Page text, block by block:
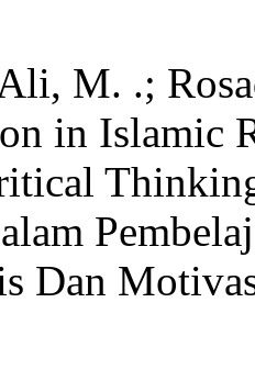
M. .;
in Islamic
Dan